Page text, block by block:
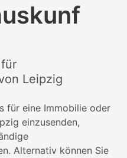
Leipzig
für eine Immobilie oder
einzusenden,
Alternativ können Sie